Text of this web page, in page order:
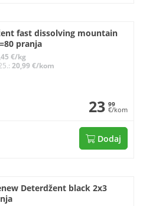
fast dissolving mountain
pranja
€/kg
20,99 €/kom
23 99
€/kom
Dodaj
Deterdžent black 2x3